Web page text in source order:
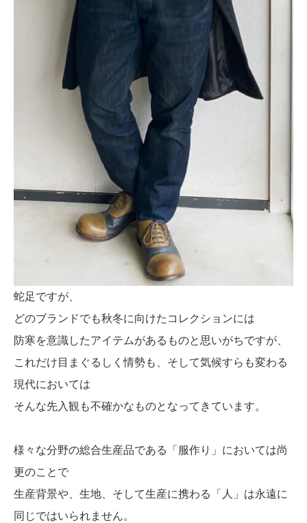
蛇足ですが、
どのブランドでも秋冬に向けたコレクションには
防寒を意識したアイテムがあるものと思いがちですが、
これだけ目まぐるしく情勢も、そして気候すらも変わる
現代においては
そんな先入観も不確かなものとなってきています。
様々な分野の総合生産品である「服作り」においては尚
更のことで
生産背景や、生地、そして生産に携わる「人」は永遠に
同じではいられません。